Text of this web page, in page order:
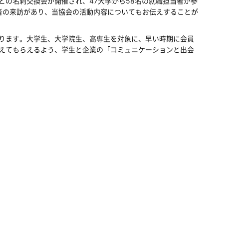
来訪があり、当協会の活動内容についてもお伝えすることが
す。大学生、大学院生、高専生を対象に、早い時期に会員
もらえるよう、学生と企業の「コミュニケーションと出会